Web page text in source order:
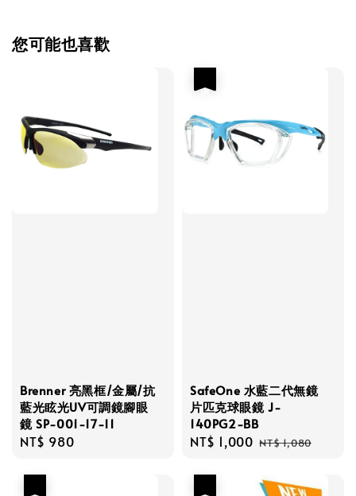
您可能也喜歡
Brenner 亮黑框/金屬/抗
藍光眩光UV可調鏡腳眼
鏡 SP-001-17-11
Regular
NT$ 980
SafeOne 水藍二代無鏡
片匹克球眼鏡 J-
140PG2-BB
Sale
NT$ 1,000 Regular
NT$ 1,080